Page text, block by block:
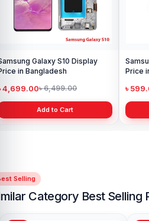
Galaxy S10 Display
in Bangladesh
4,699.00৳ 6,499.00
Add to Cart
Price
৳
Selling
Category Best Selling